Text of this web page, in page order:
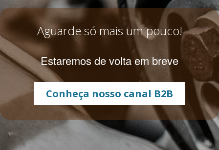
Aguarde só mais um pouco!
Estaremos de volta em breve
Conheça nosso canal B2B